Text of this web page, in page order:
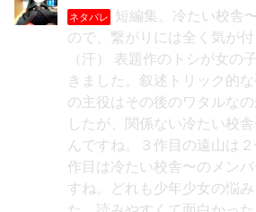
ネタバレ
短編集。冷たい校舎
ので、繋がりには全く気が
（汗） 表題作のトシが女の
きました。叙述トリック的
の主役はその後のワタルな
したが、関係ない冷たい校
んですね。３作目の遠山は
作目は冷たい校舎〜のメン
すね。どれも少年少女の悩